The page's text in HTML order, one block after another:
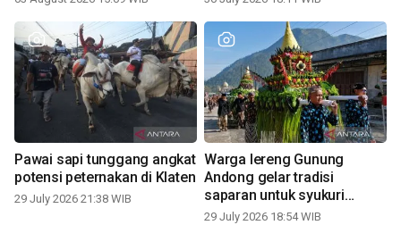
Pawai sapi tunggang angkat
potensi peternakan di Klaten
29 July 2026 21:38 WIB
Warga lereng Gunung
Andong gelar tradisi
saparan untuk syukuri
panen
29 July 2026 18:54 WIB